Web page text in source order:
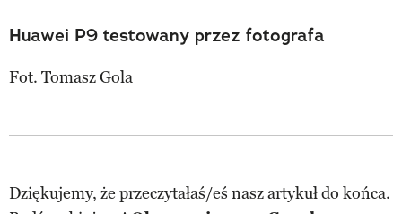
Huawei P9 testowany przez fotografa
Fot. Tomasz Gola
Dziękujemy, że przeczytałaś/eś nasz artykuł do końca.